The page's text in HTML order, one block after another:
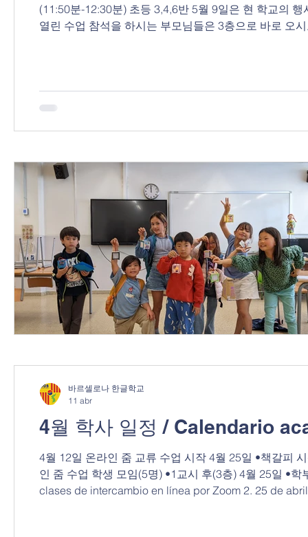
(11:50분-12:30분) 초등 3,4,6반 5월 9일은 현 학교의
열린 수업 참석을 하시는 부모님들은 3층으로 바로 오
4월 학사 일정 / Calendario
4월 12일 온라인 줌 교류 수업 시작 4월 25일 •책갈피
인 줌 수업 학생 모임(5명) •1교시 후(3층) 4월 25일 •
clases de intercambio en línea por Zoom 2. 25 de
바르셀로나 한글학교
11 abr